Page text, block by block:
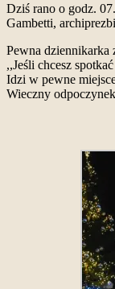
Dziś rano o godz.
Gambetti,
Pewna dziennikarka
,,Jeśli chcesz
Idzi w pewne
Wieczny